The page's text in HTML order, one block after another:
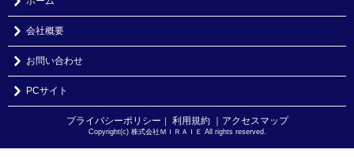
会社概要
お問い合わせ
PCサイト
プライバシーポリシー ｜ 利用規約 ｜アクセスマップ
Copyright(c) 株式会社ＭＩＲＡＩＥ All rights reserved.